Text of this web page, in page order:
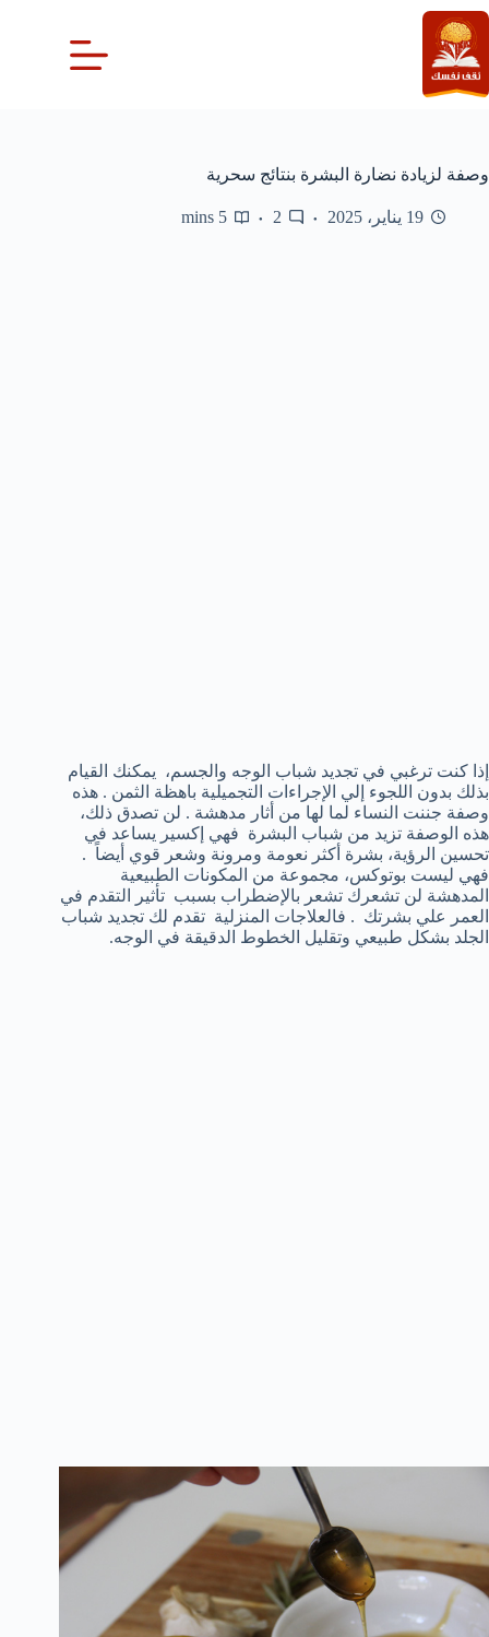
التجاوز
إلى
المحتوى
وصفة لزيادة نضارة البشرة بنتائج سحرية
19 يناير، 2025 2
5 mins
إذا كنت ترغبي في تجديد شباب الوجه والجسم، يمكنك القيام
بذلك بدون اللجوء إلي الإجراءات التجميلية باهظة الثمن . هذه
وصفة جننت النساء لما لها من أثار مدهشة . لن تصدق ذلك،
هذه الوصفة تزيد من شباب البشرة فهي إكسير يساعد في
تحسين الرؤية، بشرة أكثر نعومة ومرونة وشعر قوي أيضاً .
فهي ليست بوتوكس، مجموعة من المكونات الطبيعية
المدهشة لن تشعرك تشعر بالإضطراب بسبب تأثير التقدم في
العمر علي بشرتك . فالعلاجات المنزلية تقدم لك تجديد شباب
الجلد بشكل طبيعي وتقليل الخطوط الدقيقة في الوجه.